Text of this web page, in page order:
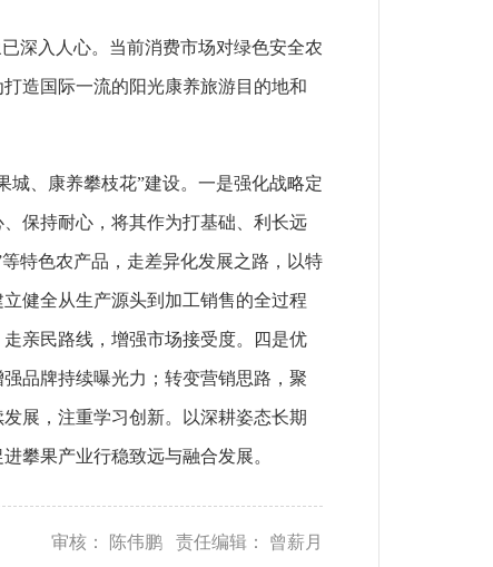
深入人心。当前消费市场对绿色安全农
造国际一流的阳光康养旅游目的地和
、康养攀枝花”建设。一是强化战略定
保持耐心，将其作为打基础、利长远
特色农产品，走差异化发展之路，以特
健全从生产源头到加工销售的全过程
亲民路线，增强市场接受度。四是优
品牌持续曝光力；转变营销思路，聚
展，注重学习创新。以深耕姿态长期
攀果产业行稳致远与融合发展。
审核： 陈伟鹏 责任编辑： 曾薪月